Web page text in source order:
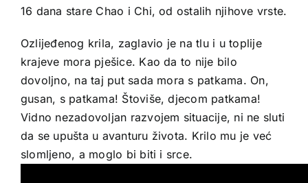
16 dana stare Chao i Chi, od ostalih njihove vrste.
Ozlijeđenog krila, zaglavio je na tlu i u toplije
krajeve mora pješice. Kao da to nije bilo
dovoljno, na taj put sada mora s patkama. On,
gusan, s patkama! Štoviše, djecom patkama!
Vidno nezadovoljan razvojem situacije, ni ne sluti
da se upušta u avanturu života. Krilo mu je već
slomljeno, a moglo bi biti i srce.